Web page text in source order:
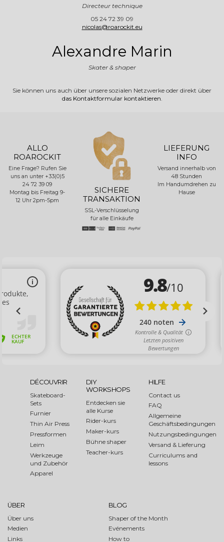
Directeur technique
05 24 72 39 09
nicolas@roarockit.eu
Alexandre Marin
Skater & shaper
Sie können uns auch über unsere sozialen Netzwerke oder direkt über
das Kontaktformular kontaktieren
ALLO
ROAROCKIT
Eine Frage? Rufen Sie
uns an unter +33(0)5
24 72 39 09
Montag bis Freitag 9-
12 Uhr 2pm-5pm
SICHERE
TRANSAKTION
SSL-Verschlüsselung
für alle Einkäufe
LIEFERUNG
INFO
Versand innerhalb von
48 Stunden
Im Handumdrehen zu
Hause
DÉCOUVRIR
Skateboard-
Sets
Furnier
Thin Air Press
Pressformen
Leim
Werkzeuge
und Zubehör
Apparel
DIY
WORKSHOPS
Entdecken sie
alle Kurse
Rider-kurs
Maker-kurs
Bühne shaper
Teacher-kurs
HILFE
Contact us
FAQ
Allgemeine
Geschäftsbedingungen
Nutzungsbedingungen
Versand & Lieferung
Curriculums and
lessons
ÜBER
Über uns
Medien
Links
BLOG
Shaper of the Month
Evénements
How to